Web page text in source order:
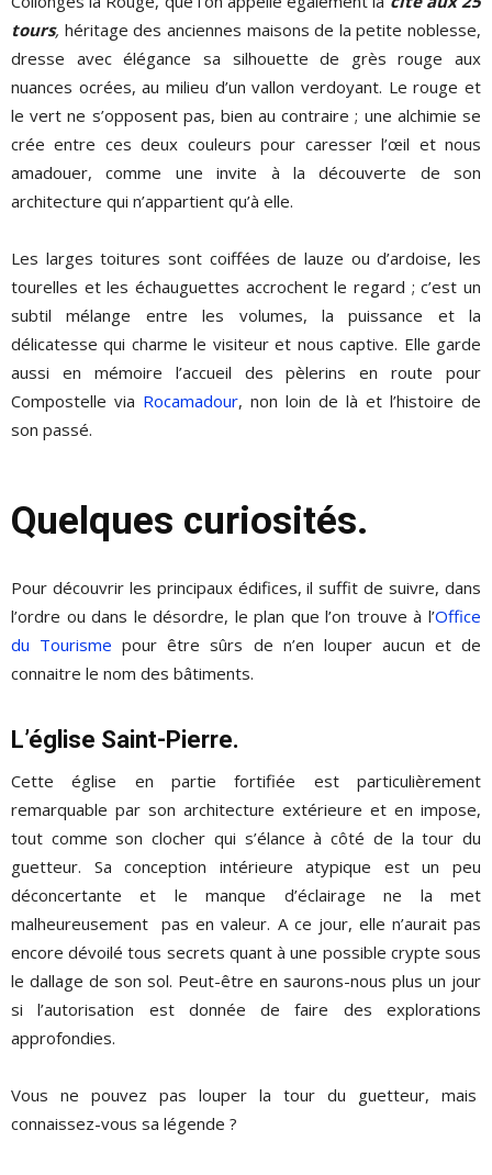
tours, héritage des anciennes maisons de la petite noblesse,
dresse avec élégance sa silhouette de grès rouge aux
nuances ocrées, au milieu d’un vallon verdoyant. Le rouge et
le vert ne s’opposent pas, bien au contraire ; une alchimie se
crée entre ces deux couleurs pour caresser l’œil et nous
amadouer, comme une invite à la découverte de son
architecture qui n’appartient qu’à elle.
Les larges toitures sont coiffées de lauze ou d’ardoise, les
tourelles et les échauguettes accrochent le regard ; c’est un
subtil mélange entre les volumes, la puissance et la
délicatesse qui charme le visiteur et nous captive. Elle garde
aussi en mémoire l’accueil des pèlerins en route pour
Compostelle via Rocamadour, non loin de là et l’histoire de
son passé.
Quelques curiosités.
Pour découvrir les principaux édifices, il suffit de suivre, dans
l’ordre ou dans le désordre, le plan que l’on trouve à l’Office
du Tourisme pour être sûrs de n’en louper aucun et de
connaitre le nom des bâtiments.
L’église Saint-Pierre.
Cette église en partie fortifiée est particulièrement
remarquable par son architecture extérieure et en impose,
tout comme son clocher qui s’élance à côté de la tour du
guetteur. Sa conception intérieure atypique est un peu
déconcertante et le manque d’éclairage ne la met
malheureusement pas en valeur. A ce jour, elle n’aurait pas
encore dévoilé tous secrets quant à une possible crypte sous
le dallage de son sol. Peut-être en saurons-nous plus un jour
si l’autorisation est donnée de faire des explorations
approfondies.
Vous ne pouvez pas louper la tour du guetteur, mais
connaissez-vous sa légende ?